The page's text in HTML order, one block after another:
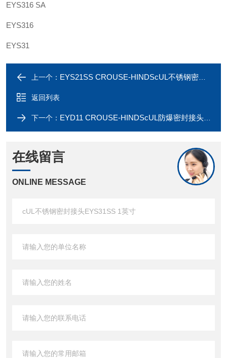
EYS316 SA
EYS316
EYS31
上一个： EYS21SS CROUSE-HINDScUL不锈钢密封接头EYS21SS 3/4英寸
返回列表
下一个： EYD11 CROUSE-HINDScUL防爆密封接头EYD116 1/2英寸
在线留言
ONLINE MESSAGE